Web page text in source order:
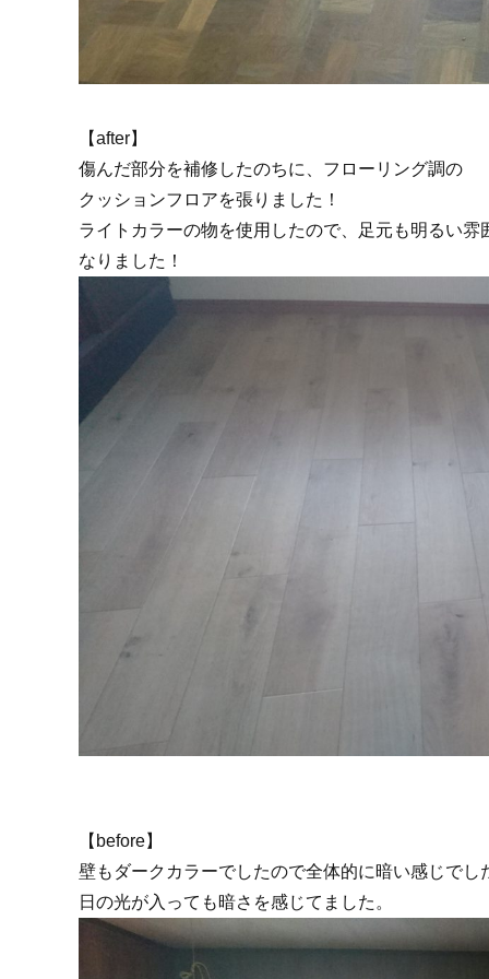
【after】
傷んだ部分を補修したのちに、フローリング調の
クッションフロアを張りました！
ライトカラーの物を使用したので、足元も明るい雰
なりました！
【before】
壁もダークカラーでしたので全体的に暗い感じでし
日の光が入っても暗さを感じてました。